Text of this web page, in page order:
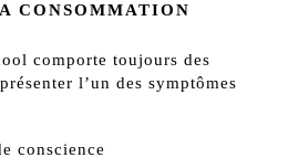
CONSOMMATION
comporte toujours des
l’un des symptômes
conscience